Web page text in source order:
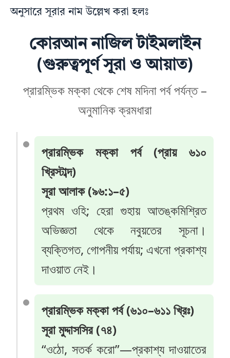
অনুসারে সূরার নাম উল্লেখ করা হলঃ
কোরআন নাজিল টাইমলাইন
(গুরুত্বপূর্ণ সূরা ও আয়াত)
প্রারম্ভিক মক্কা থেকে শেষ মদিনা পর্ব পর্যন্ত –
অনুমানিক ক্রমধারা
প্রারম্ভিক মক্কা পর্ব (প্রায় ৬১০
খ্রিস্টাব্দ)
সূরা আলাক (৯৬:১–৫)
প্রথম ওহি; হেরা গুহায় আতঙ্কমিশ্রিত
অভিজ্ঞতা থেকে নবুয়তের সূচনা।
ব্যক্তিগত, গোপনীয় পর্যায়; এখনো প্রকাশ্য
দাওয়াত নেই।
প্রারম্ভিক মক্কা পর্ব (৬১০–৬১১ খ্রিঃ)
সূরা মুদ্দাসসির (৭৪)
“ওঠো, সতর্ক করো”—প্রকাশ্য দাওয়াতের